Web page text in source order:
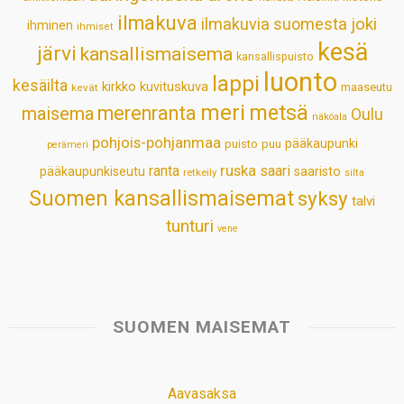
t
ihminen ihmiset ilmakuva ilmakuvia suomesta joki
järvi kansallismaisema kansallispuisto kesä
kesäilta kevät kirkko kuvituskuva lappi luonto maaseutu
maisema merenranta meri metsä näköala Oulu
perämeri pohjois-pohjanmaa puisto puu pääkaupunki
pääkaupunkiseutu ranta retkeily ruska saari saaristo silta
Suomen kansallismaisematsyksy talvi
tunturi vene
SUOMEN MAISEMAT
Aavasaksa